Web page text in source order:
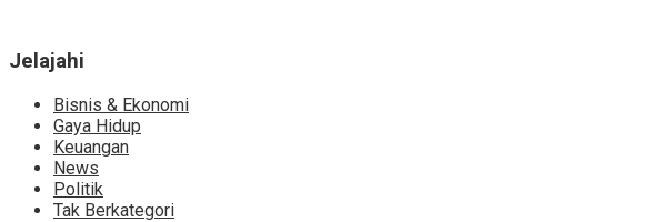
Jelajahi
Bisnis & Ekonomi
Gaya Hidup
Keuangan
News
Politik
Tak Berkategori